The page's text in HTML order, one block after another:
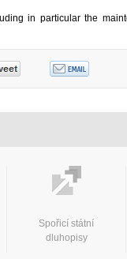
in particular the
Spořicí státní
dluhopisy